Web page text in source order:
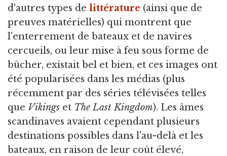
d'autres types de littérature (ainsi que de
preuves matérielles) qui montrent que
l'enterrement de bateaux et de navires
cercueils, ou leur mise à feu sous forme de
bûcher, existait bel et bien, et ces images ont
été popularisées dans les médias (plus
récemment par des séries télévisées telles
que Vikings et The Last Kingdom). Les âmes
scandinaves avaient cependant plusieurs
destinations possibles dans l'au-delà et les
bateaux, en raison de leur coût élevé,